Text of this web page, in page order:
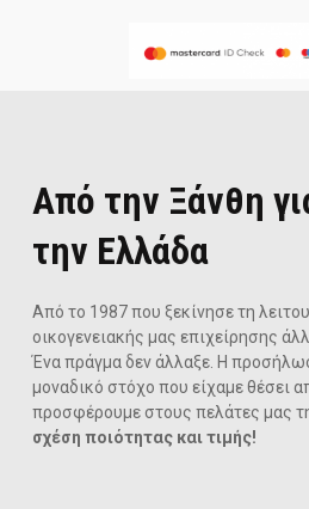
Από την Ξάνθη
την Ελλάδα
Από το 1987 που ξεκίνησε τη
οικογενειακής μας επιχείρησης
Ένα πράγμα δεν άλλαξε. Η
μοναδικό στόχο που είχαμε θέσει
προσφέρουμε στους πελάτες μας
σχέση ποιότητας και τιμής!